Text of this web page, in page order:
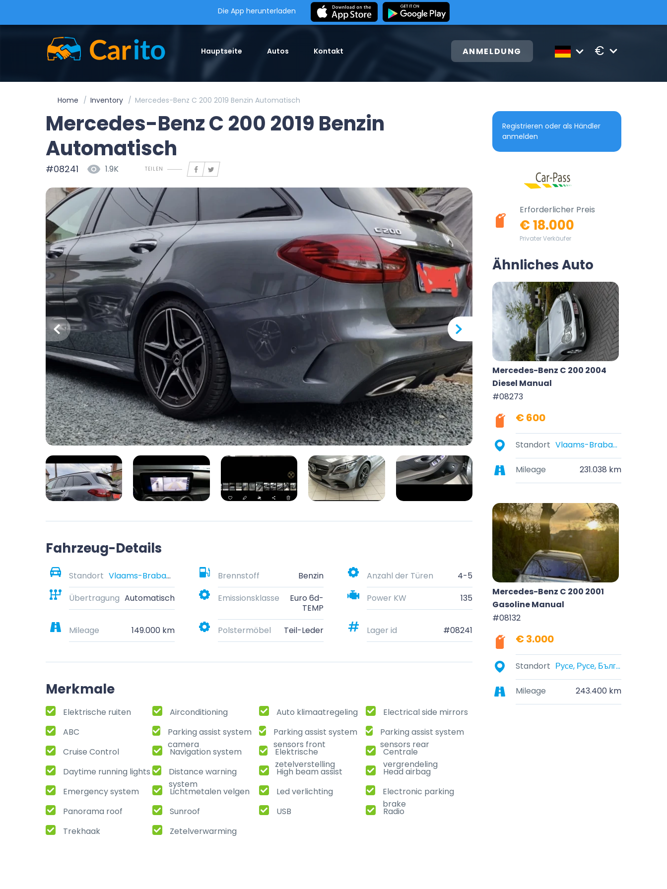
Die App herunterladen
Hauptseite Autos Kontakt ANMELDUNG €
Home Inventory Mercedes-Benz C 200 2019 Benzin Automatisch
Mercedes-Benz C 200 2019 Benzin
Automatisch
#08241 1.9K TEILEN
Fahrzeug-Details
Standort Vlaams-Brabant, België Brennstoff Benzin Anzahl der Türen
4-5
Übertragung Automatisch Emissionsklasse
Euro 6d-
TEMP
Power KW 135
Mileage 149.000 km Polstermöbel Teil-Leder Lager id #08241
Merkmale
Elektrische ruiten Airconditioning Auto klimaatregeling
Electrical side mirrors
ABC
Parking assist system
camera
Parking assist system
sensors front
Parking assist system
sensors rear
Cruise Control Navigation system
Elektrische
zetelverstelling
Centrale
vergrendeling
Daytime running lights
Distance warning
system
High beam assist
Head airbag
Emergency system
Lichtmetalen velgen Led verlichting
Electronic parking
brake
Panorama roof Sunroof USB
Radio
Trekhaak
Zetelverwarming
Registrieren oder als Händler
anmelden
Erforderlicher Preis
€ 18.000
Privater Verkäufer
Ähnliches Auto
Mercedes-Benz C 200 2004
Diesel Manual
#08273
€ 600
Standort Vlaams-Brabant, België
Mileage 231.038 km
Mercedes-Benz C 200 2001
Gasoline Manual
#08132
€ 3.000
Standort Русе, Русе, България
Mileage 243.400 km